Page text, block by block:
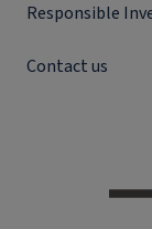
Responsible
Contact us